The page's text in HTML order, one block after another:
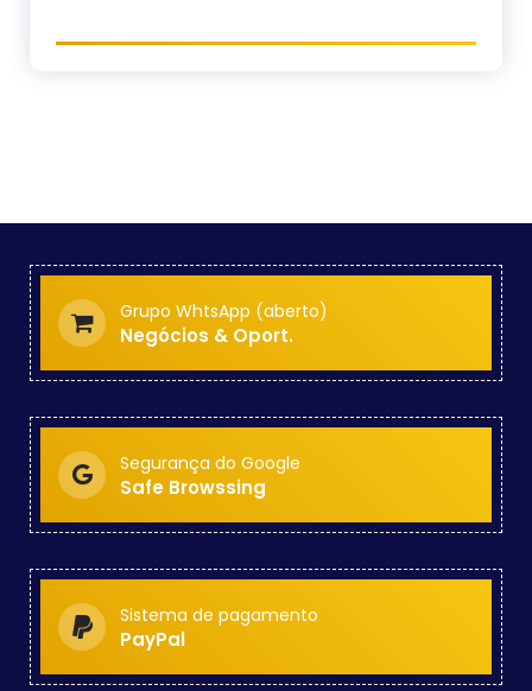
Grupo WhtsApp (aberto)
Negócios & Oport.
Segurança do Google
Safe Browssing
Sistema de pagamento
PayPal